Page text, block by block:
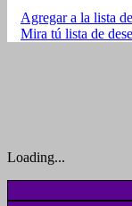
Agregar a la lista
Mira tú lista de
Loading...